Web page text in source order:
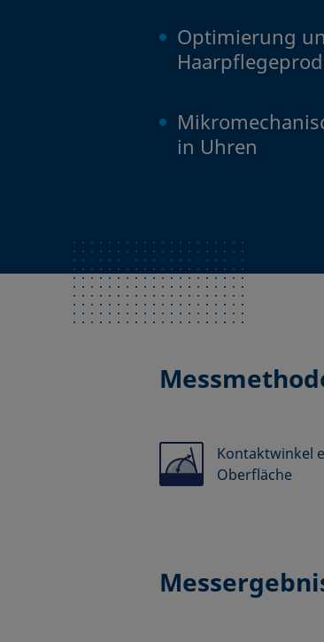
Optimierung
in Uhren
Kontaktwinkel
Oberfläche